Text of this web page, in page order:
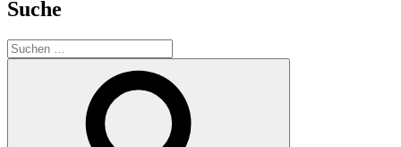
Suche
Suchen
nach: